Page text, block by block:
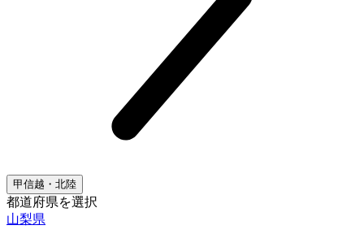
甲信越・北陸
都道府県を選択
山梨県